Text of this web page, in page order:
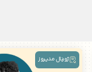
ژورنال مدیروز